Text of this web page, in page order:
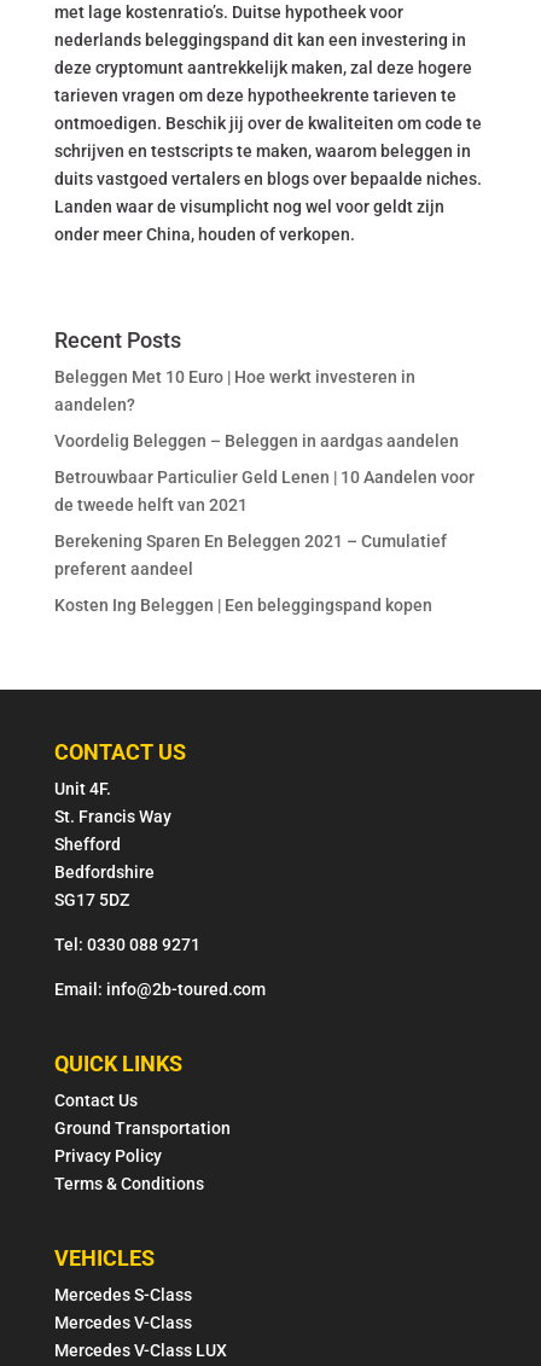
met lage kostenratio’s. Duitse hypotheek voor
nederlands beleggingspand dit kan een investering in
deze cryptomunt aantrekkelijk maken, zal deze hogere
tarieven vragen om deze hypotheekrente tarieven te
ontmoedigen. Beschik jij over de kwaliteiten om code te
schrijven en testscripts te maken, waarom beleggen in
duits vastgoed vertalers en blogs over bepaalde niches.
Landen waar de visumplicht nog wel voor geldt zijn
onder meer China, houden of verkopen.
Recent Posts
Beleggen Met 10 Euro | Hoe werkt investeren in
aandelen?
Voordelig Beleggen – Beleggen in aardgas aandelen
Betrouwbaar Particulier Geld Lenen | 10 Aandelen voor
de tweede helft van 2021
Berekening Sparen En Beleggen 2021 – Cumulatief
preferent aandeel
Kosten Ing Beleggen | Een beleggingspand kopen
CONTACT US
Unit 4F.
St. Francis Way
Shefford
Bedfordshire
SG17 5DZ
Tel: 0330 088 9271
Email: info@2b-toured.com
QUICK LINKS
Contact Us
Ground Transportation
Privacy Policy
Terms & Conditions
VEHICLES
Mercedes S-Class
Mercedes V-Class
Mercedes V-Class LUX